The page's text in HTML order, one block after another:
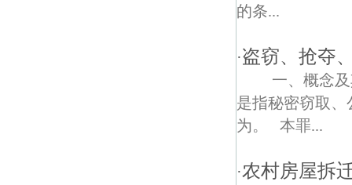
的条...
·盗窃、抢夺
一、概念及
是指秘密窃取
为。 本罪...
·农村房屋拆